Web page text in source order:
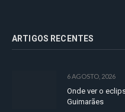
ARTIGOS RECENTES
6 AGOSTO, 2026
Onde ver o
Guimarães